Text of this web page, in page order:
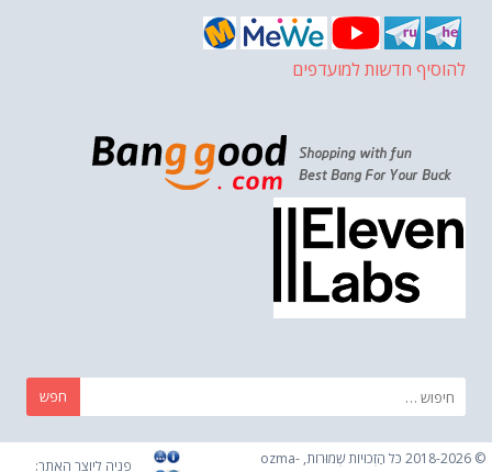
להוסיף חדשות למועדפים
חפש:
© 2018-2026 כֹּל הַזְכוּיוֹת שְׁמוּרוֹת, ozma-
פניה ליוצר האתר: